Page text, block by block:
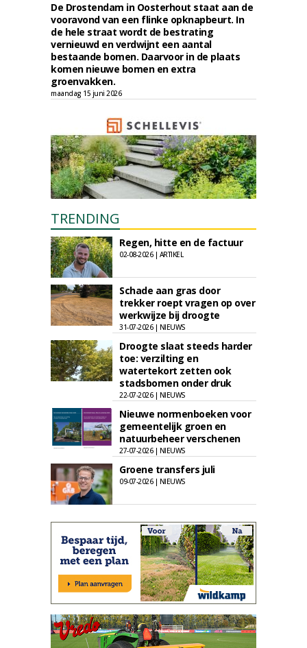
De Drostendam in Oosterhout staat aan de
vooravond van een flinke opknapbeurt. In
de hele straat wordt de bestrating
vernieuwd en verdwijnt een aantal
bestaande bomen. Daarvoor in de plaats
komen nieuwe bomen en extra
groenvakken.
maandag 15 juni 2026
TRENDING
Regen, hitte en de factuur
02-08-2026 | ARTIKEL
Schade aan gras door
trekker roept vragen op over
werkwijze bij droogte
31-07-2026 | NIEUWS
Droogte slaat steeds harder
toe: verzilting en
watertekort zetten ook
stadsbomen onder druk
22-07-2026 | NIEUWS
Nieuwe normenboeken voor
gemeentelijk groen en
natuurbeheer verschenen
27-07-2026 | NIEUWS
Groene transfers juli
09-07-2026 | NIEUWS